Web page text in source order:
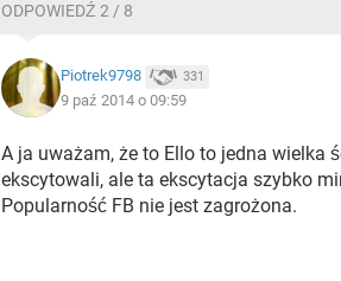
ODPOWIEDŹ 2 / 8
Piotrek9798 331
9 paź 2014 o 09:59
A ja uważam, że to Ello to jedna wielka
ekscytowali, ale ta ekscytacja szybko
Popularność FB nie jest zagrożona.